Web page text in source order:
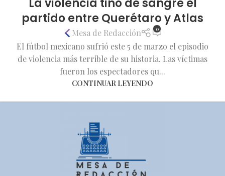
partido entre Querétaro y Atlas
Mesa de Redacción 0
El fútbol mexicano sufrió este 5 de marzo el episodio
de violencia más terrible de su historia. Las víctimas
fueron los espectadores qu...
CONTINUAR LEYENDO